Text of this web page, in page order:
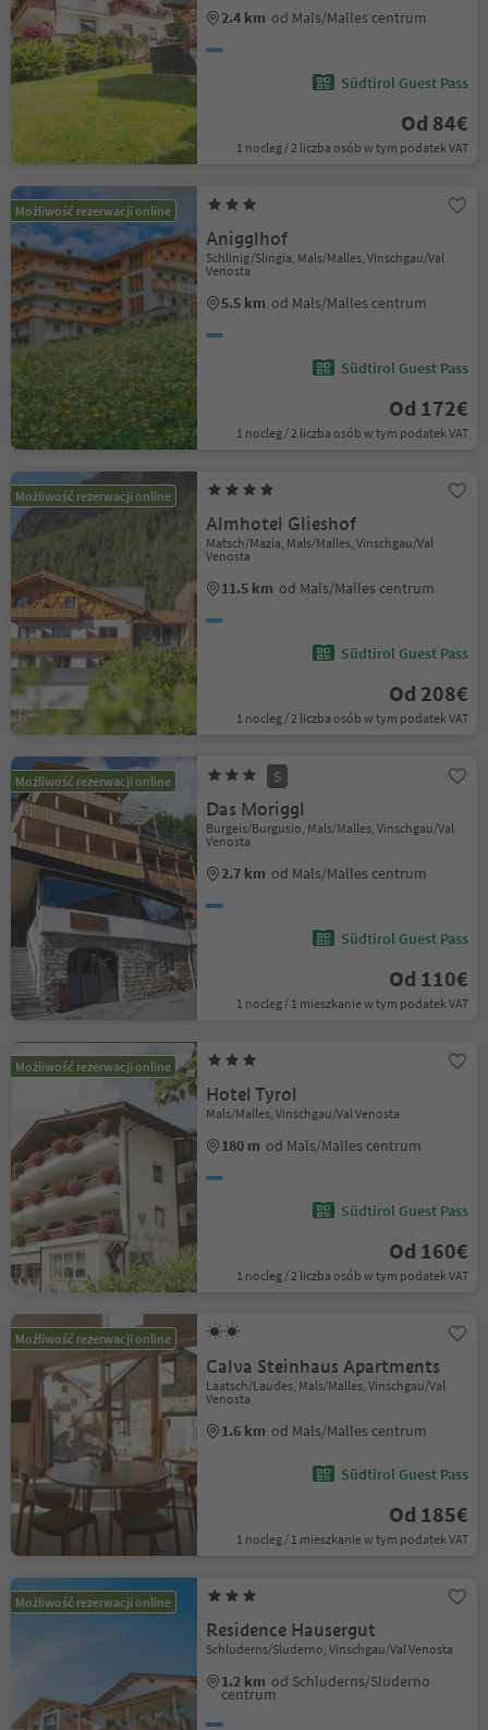
2.4 km od Mals/Malles centrum
Südtirol Guest Pass
Od 84€
1 nocleg / 2 liczba osób w tym podatek VAT
Możliwość rezerwacji online
Anigglhof
Schlinig/Slingia, Mals/Malles, Vinschgau/Val
Venosta
5.5 km od Mals/Malles centrum
Südtirol Guest Pass
Od 172€
1 nocleg / 2 liczba osób w tym podatek VAT
Możliwość rezerwacji online
Almhotel Glieshof
Matsch/Mazia, Mals/Malles, Vinschgau/Val
Venosta
11.5 km od Mals/Malles centrum
Südtirol Guest Pass
Od 208€
1 nocleg / 2 liczba osób w tym podatek VAT
Możliwość rezerwacji online S
Das Moriggl
Burgeis/Burgusio, Mals/Malles, Vinschgau/Val
Venosta
2.7 km od Mals/Malles centrum
Südtirol Guest Pass
Od 110€
1 nocleg / 1 mieszkanie w tym podatek VAT
Możliwość rezerwacji online
Hotel Tyrol
Mals/Malles, Vinschgau/Val Venosta
180 m od Mals/Malles centrum
Südtirol Guest Pass
Od 160€
1 nocleg / 2 liczba osób w tym podatek VAT
Możliwość rezerwacji online
Calva Steinhaus Apartments
Laatsch/Laudes, Mals/Malles, Vinschgau/Val
Venosta
1.6 km od Mals/Malles centrum
Südtirol Guest Pass
Od 185€
1 nocleg / 1 mieszkanie w tym podatek VAT
Możliwość rezerwacji online
Residence Hausergut
Schluderns/Sluderno, Vinschgau/Val Venosta
1.2 km od Schluderns/Sluderno
centrum